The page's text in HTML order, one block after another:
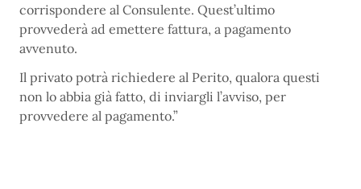
corrispondere al Consulente. Quest’ultimo
provvederà ad emettere fattura, a pagamento
avvenuto.
Il privato potrà richiedere al Perito, qualora questi
non lo abbia già fatto, di inviargli l’avviso, per
provvedere al pagamento.”